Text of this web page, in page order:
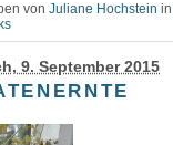
vonJuliane Hochstein
9. September 2015